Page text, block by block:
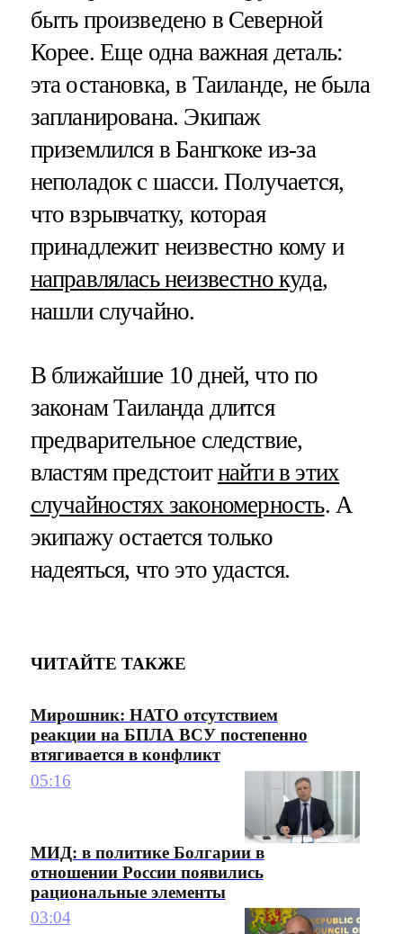
быть произведено в Северной
Корее. Еще одна важная деталь:
эта остановка, в Таиланде, не была
запланирована. Экипаж
приземлился в Бангкоке из-за
неполадок с шасси. Получается,
что взрывчатку, которая
принадлежит неизвестно кому и
направлялась неизвестно куда,
нашли случайно.
В ближайшие 10 дней, что по
законам Таиланда длится
предварительное следствие,
властям предстоитнайти в этих
случайностях закономерность. А
экипажу остается только
надеяться, что это удастся.
ЧИТАЙТЕ ТАКЖЕ
Мирошник: НАТО отсутствием
реакции на БПЛА ВСУ постепенно
втягивается в конфликт
05:16
МИД: в политике Болгарии в
отношении России появились
рациональные элементы
03:04